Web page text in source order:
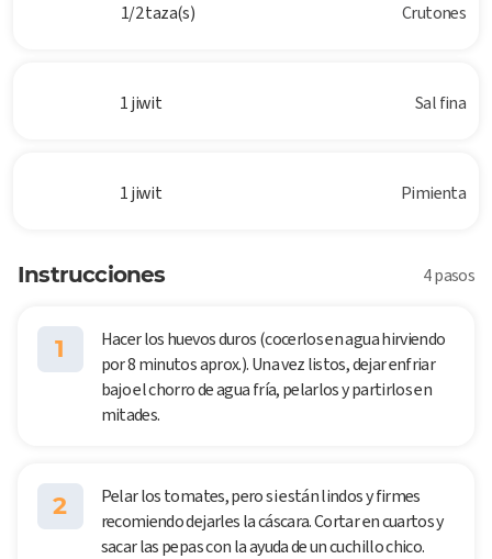
1/2 taza(s) Crutones
1 jiwit Sal fina
1 jiwit Pimienta
Instrucciones 4 pasos
1
Hacer los huevos duros (cocerlos en agua hirviendo
por 8 minutos aprox.). Una vez listos, dejar enfriar
bajo el chorro de agua fría, pelarlos y partirlos en
mitades.
2
Pelar los tomates, pero si están lindos y firmes
recomiendo dejarles la cáscara. Cortar en cuartos y
sacar las pepas con la ayuda de un cuchillo chico.